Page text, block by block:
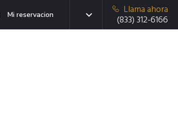
Mi reservacion
Llama ahora
(833) 312-6166